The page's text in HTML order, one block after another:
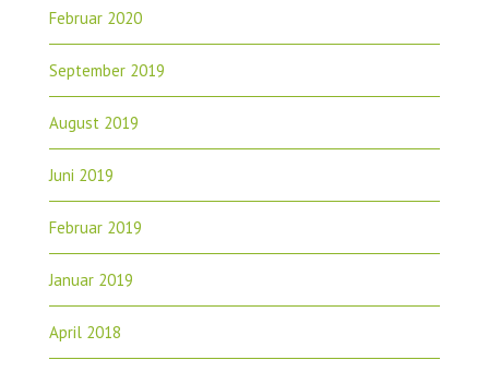
Februar 2020
September 2019
August 2019
Juni 2019
Februar 2019
Januar 2019
April 2018